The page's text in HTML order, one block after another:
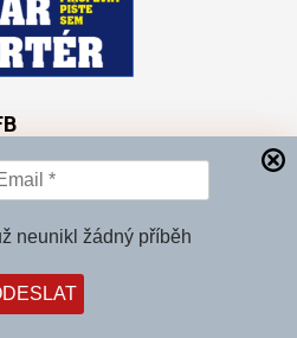
neunikl žádný příběh